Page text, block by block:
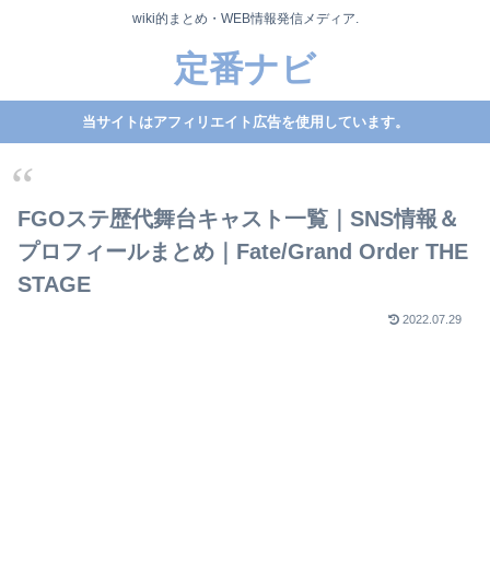
wiki的まとめ・WEB情報発信メディア.
定番ナビ
当サイトはアフィリエイト広告を使用しています。
FGOステ歴代舞台キャスト一覧｜SNS情報＆
プロフィールまとめ｜Fate/Grand Order THE
STAGE
2022.07.29